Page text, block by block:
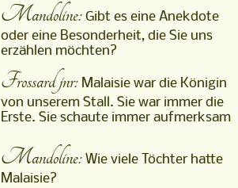
Mandoline: Gibt es eine Anekdote
oder eine Besonderheit, die Sie uns
erzählen möchten?
Frossard jnr: Malaisie war die Königin
von unserem Stall. Sie war immer die
Erste. Sie schaute immer aufmerksam
Mandoline: Wie viele Töchter hatte
Malaisie?